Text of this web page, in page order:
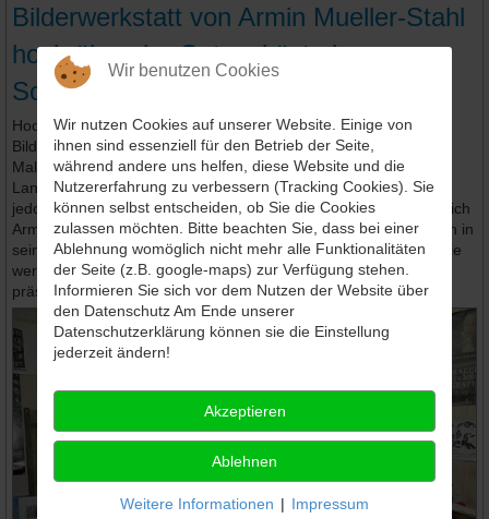
Bilderwerkstatt von Armin Mueller-Stahl
hoch über der Ostseeküste in
Schleswig-Holstein
Hoch auf einem Steilufer der Lübecker Bucht entsteht die
Bilderwelt von Armin Mueller-Stahl, geboren 1921 in Tilsit. Der
Maler gehört zu den creativen Mehrfach-Talenten in unserem
Lande. Am bekanntesten ist für Viele der Schauspieler. Andere
jedoch schätzen den Musiker und Sänger. Seit Jahren widmet sich
Armin Mueller-Stahl verstärkt der Bildenden Kunst: So entstehen in
seinem Ostsee-Atelier Ölbilder, Mischtechniken und Grafiken. Sie
werden vom Kunsthaus Lübeck weltweit in Ausstellungen
präsentiert. Auch wir danken für diese Zusammenarbeit.
Wir benutzen Cookies
Wir nutzen Cookies auf unserer Website. Einige von
ihnen sind essenziell für den Betrieb der Seite,
während andere uns helfen, diese Website und die
Nutzererfahrung zu verbessern (Tracking Cookies). Sie
können selbst entscheiden, ob Sie die Cookies
zulassen möchten. Bitte beachten Sie, dass bei einer
Ablehnung womöglich nicht mehr alle Funktionalitäten
der Seite (z.B. google-maps) zur Verfügung stehen.
Informieren Sie sich vor dem Nutzen der Website über
den Datenschutz Am Ende unserer
Datenschutzerklärung können sie die Einstellung
jederzeit ändern!
Akzeptieren
Ablehnen
Weitere Informationen | Impressum